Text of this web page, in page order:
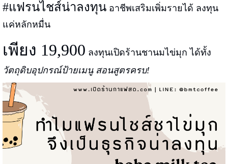
#แฟรนไชส์น่าลงทุนอาชีพเสริมเพิ่มรายได้ ลงทุน
แค่หลักหมื่น
เพียง 19,900 ลงทุนเปิดร้านชานมไข่มุก ได้ทั้ง
วัตถุดิบอุปกรณ์ป้ายเมนู สอนสูตรครบ!